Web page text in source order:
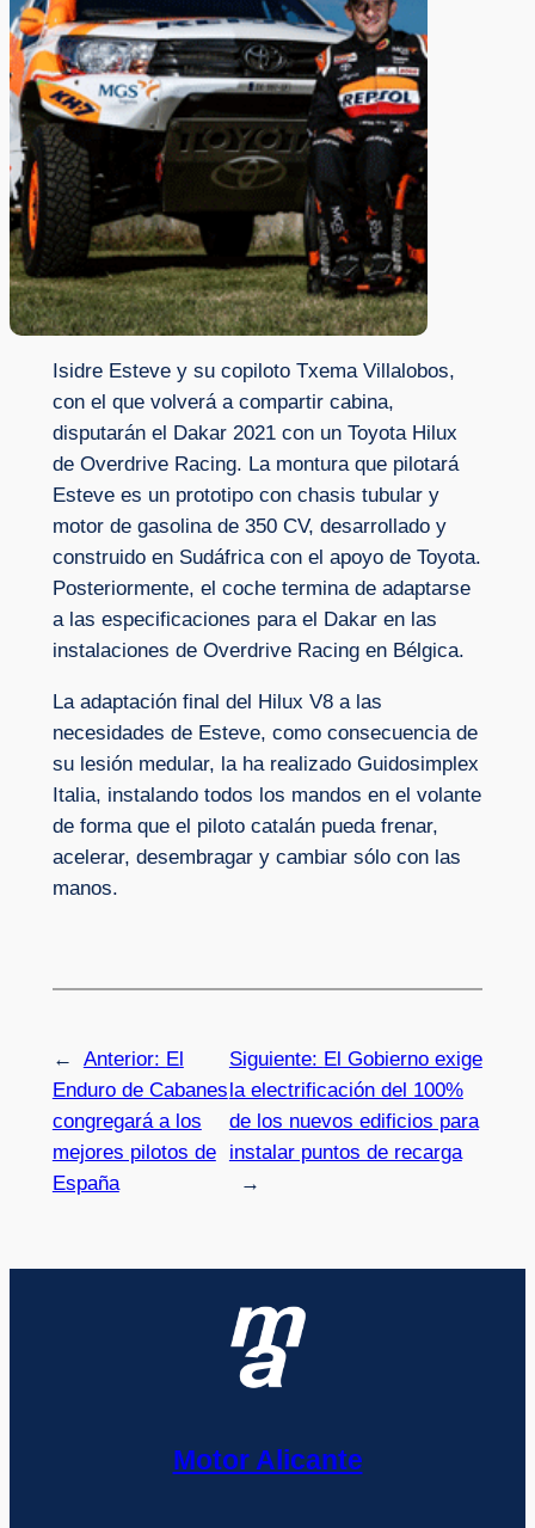
Isidre Esteve y su copiloto Txema Villalobos,
con el que volverá a compartir cabina,
disputarán el Dakar 2021 con un Toyota Hilux
de Overdrive Racing. La montura que pilotará
Esteve es un prototipo con chasis tubular y
motor de gasolina de 350 CV, desarrollado y
construido en Sudáfrica con el apoyo de Toyota.
Posteriormente, el coche termina de adaptarse
a las especificaciones para el Dakar en las
instalaciones de Overdrive Racing en Bélgica.
La adaptación final del Hilux V8 a las
necesidades de Esteve, como consecuencia de
su lesión medular, la ha realizado Guidosimplex
Italia, instalando todos los mandos en el volante
de forma que el piloto catalán pueda frenar,
acelerar, desembragar y cambiar sólo con las
manos.
← Anterior: El
Enduro de Cabanes
congregará a los
mejores pilotos de
España
Siguiente: El Gobierno exige
la electrificación del 100%
de los nuevos edificios para
instalar puntos de recarga
→
Motor Alicante